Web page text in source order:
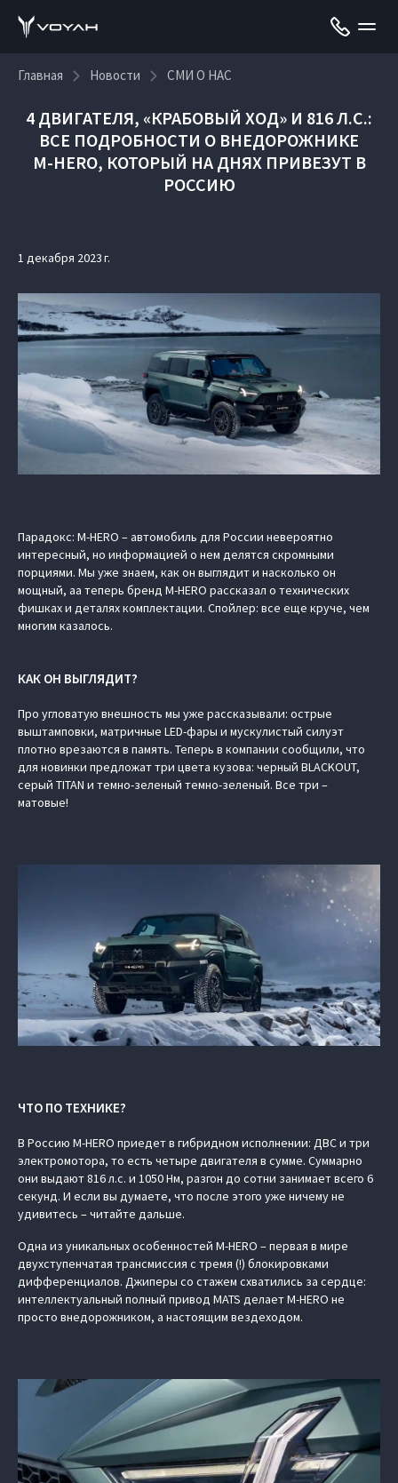
Главная Новости СМИ О НАС
4 ДВИГАТЕЛЯ, «КРАБОВЫЙ ХОД» И 816 Л.С.:
ВСЕ ПОДРОБНОСТИ О ВНЕДОРОЖНИКЕ
M‑HERO, КОТОРЫЙ НА ДНЯХ ПРИВЕЗУТ В
РОССИЮ
1 декабря 2023 г.
Парадокс: M‑HERO – автомобиль для России невероятно
интересный, но информацией о нем делятся скромными
порциями. Мы уже знаем, как он выглядит и насколько он
мощный, аа теперь бренд M‑HERO рассказал о технических
фишках и деталях комплектации. Спойлер: все еще круче, чем
многим казалось.
КАК ОН ВЫГЛЯДИТ?
Про угловатую внешность мы уже рассказывали: острые
выштамповки, матричные LED-фары и мускулистый силуэт
плотно врезаются в память. Теперь в компании сообщили, что
для новинки предложат три цвета кузова: черный BLACKOUT,
серый TITAN и темно-зеленый темно-зеленый. Все три –
матовые!
ЧТО ПО ТЕХНИКЕ?
В Россию M‑HERO приедет в гибридном исполнении: ДВС и три
электромотора, то есть четыре двигателя в сумме. Суммарно
они выдают 816 л.с. и 1050 Нм, разгон до сотни занимает всего 6
секунд. И если вы думаете, что после этого уже ничему не
удивитесь – читайте дальше.
Одна из уникальных особенностей M‑HERO – первая в мире
двухступенчатая трансмиссия с тремя (!) блокировками
дифференциалов. Джиперы со стажем схватились за сердце:
интеллектуальный полный привод MATS делает M‑HERO не
просто внедорожником, а настоящим вездеходом.